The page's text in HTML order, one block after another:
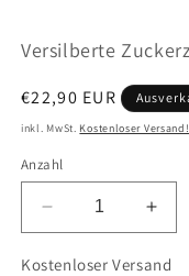
Versilberte
Normaler
Preis
€22,90 EUR
inkl. MwSt. Kostenloser Versand!
Anzahl
Verringere
die
Menge
die
Kostenloser Versand